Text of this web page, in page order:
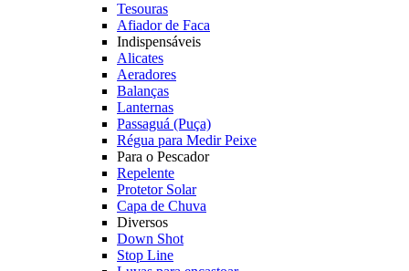
Tesouras
Afiador de Faca
Indispensáveis
Alicates
Aeradores
Balanças
Lanternas
Passaguá (Puça)
Régua para Medir Peixe
Para o Pescador
Repelente
Protetor Solar
Capa de Chuva
Diversos
Down Shot
Stop Line